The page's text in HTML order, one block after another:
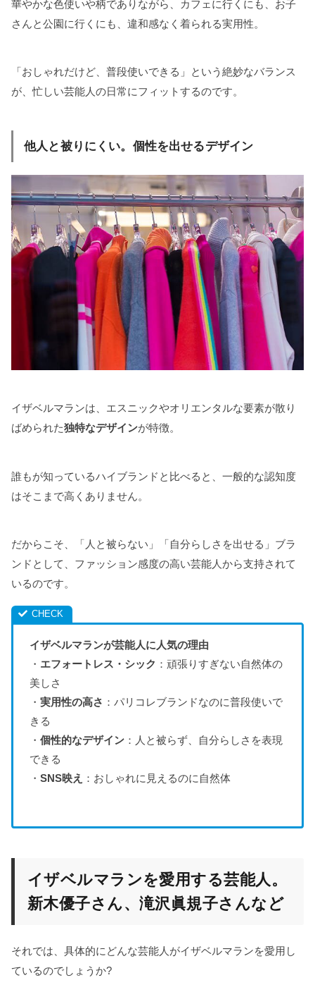
華やかな色使いや柄でありながら、カフェに行くにも、お子
さんと公園に行くにも、違和感なく着られる実用性。
「おしゃれだけど、普段使いできる」という絶妙なバランス
が、忙しい芸能人の日常にフィットするのです。
他人と被りにくい。個性を出せるデザイン
イザベルマランは、エスニックやオリエンタルな要素が散り
ばめられた独特なデザインが特徴。
誰もが知っているハイブランドと比べると、一般的な認知度
はそこまで高くありません。
だからこそ、「人と被らない」「自分らしさを出せる」ブラ
ンドとして、ファッション感度の高い芸能人から支持されて
いるのです。
イザベルマランが芸能人に人気の理由
・ エフォートレス・シック ：頑張りすぎない自然体の
美しさ
・ 実用性の高さ ：パリコレブランドなのに普段使いで
きる
・ 個性的なデザイン：人と被らず、自分らしさを表現
できる
・ SNS映え ：おしゃれに見えるのに自然体
イザベルマランを愛用する芸能人。
新木優子さん、滝沢眞規子さんなど
それでは、具体的にどんな芸能人がイザベルマランを愛用し
ているのでしょうか?